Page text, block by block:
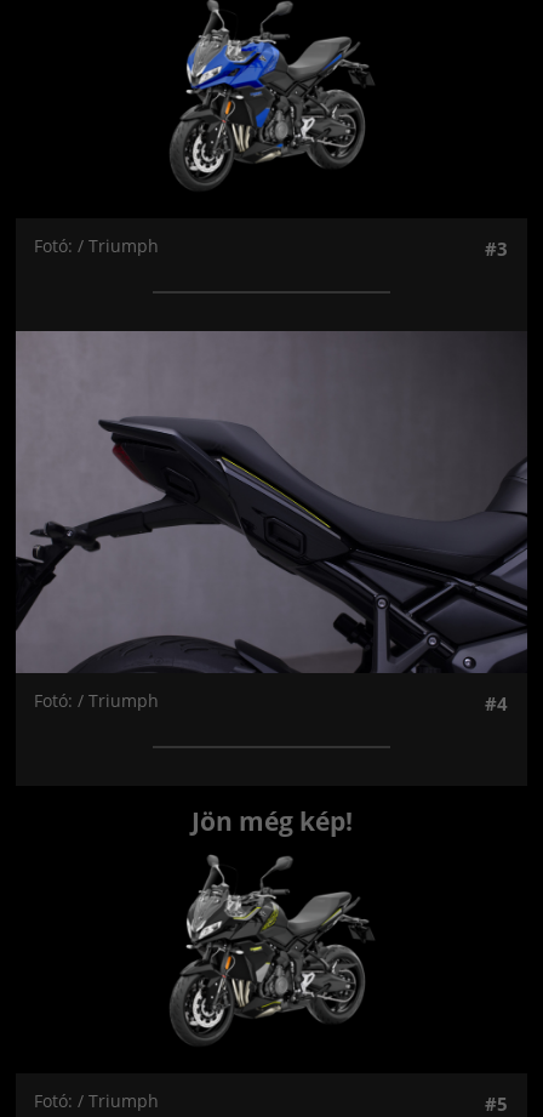
Fotó: / Triumph #3
Fotó: / Triumph #4
Jön még kép!
Fotó: / Triumph #5